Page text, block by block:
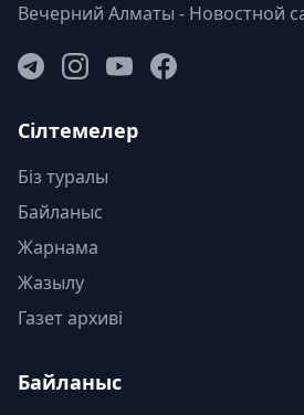
Вечерний Алматы - Новостной
Сілтемелер
Біз туралы
Байланыс
Жарнама
Жазылу
Газет архиві
Байланыс